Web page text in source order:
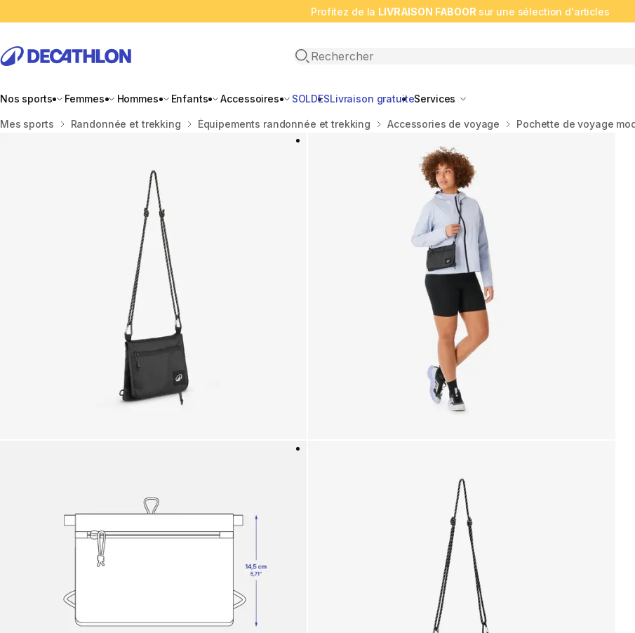
Profitez de la LIVRAISON FABOOR sur une sélection d'articles
Open search
Nos sports Femmes Hommes Enfants Accessoires SOLDESLivraison gratuiteServices
Accueil
Mes sports Randonnée et trekking Équipements randonnée et trekking Accessories de voyage Pochette de voyage